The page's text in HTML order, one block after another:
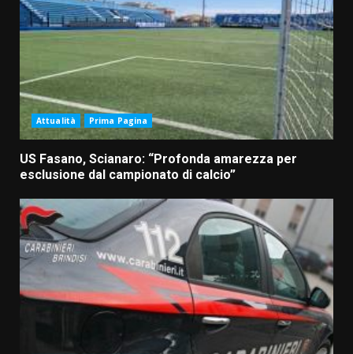
Attualità Prima Pagina
US Fasano, Scianaro: “Profonda amarezza per
esclusione dal campionato di calcio”